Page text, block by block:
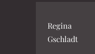
Regina
Gschladt